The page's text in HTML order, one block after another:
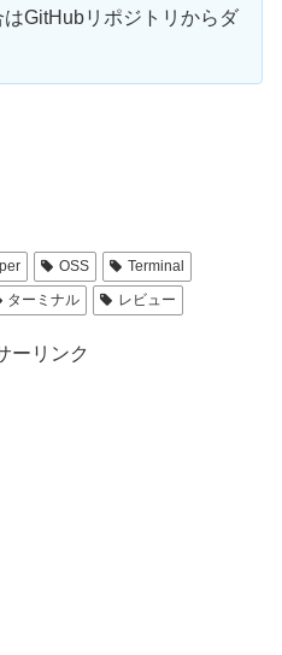
GitHubリポジトリからダ
OSS
Terminal
ターミナル レビュー
ーリンク